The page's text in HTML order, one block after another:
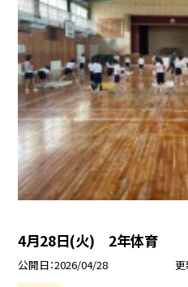
4月28日(火) 2年体育
公開日 2026/04/28 更